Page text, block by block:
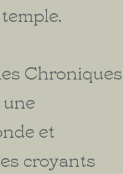
Chroniques
et
croyants